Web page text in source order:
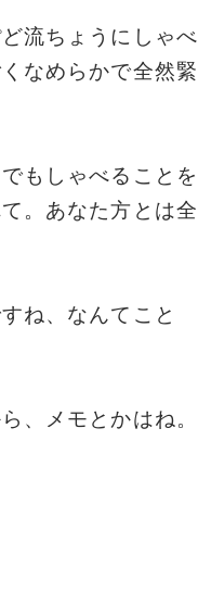
流ちょうにしゃべ
なめらかで全然緊
もしゃべることを
。あなた方とは全
ね、なんてこと
、メモとかはね。